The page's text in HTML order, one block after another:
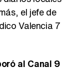
el jefe de
Valencia 7
al Canal 9